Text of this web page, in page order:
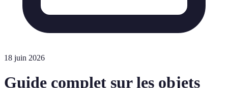
18 juin 2026
Guide complet sur les objets